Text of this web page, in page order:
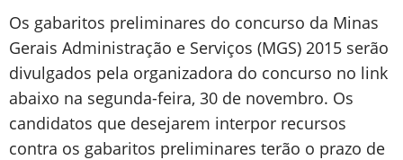
Os gabaritos preliminares do concurso da Minas
Gerais Administração e Serviços (MGS) 2015 serão
divulgados pela organizadora do concurso no link
abaixo na segunda-feira, 30 de novembro. Os
candidatos que desejarem interpor recursos
contra os gabaritos preliminares terão o prazo de